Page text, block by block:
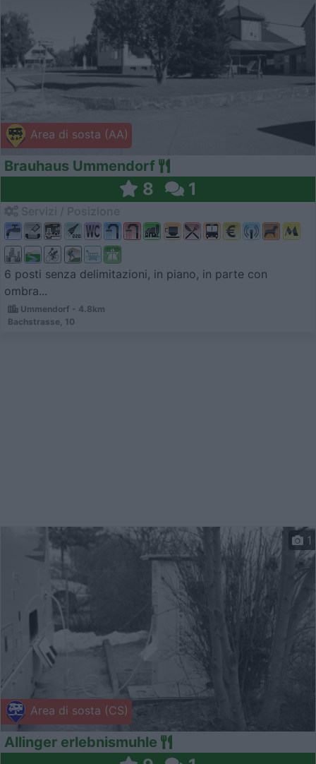
Area di sosta (AA)
Brauhaus Ummendorf
8 1
6 posti senza delimitazioni, in piano, in parte con
ombra...
Ummendorf - 4.8km
Bachstrasse, 10
Area di sosta (CS)
1
Allinger erlebnismuhle